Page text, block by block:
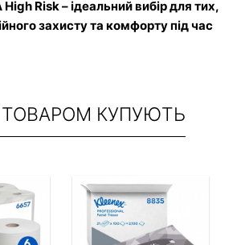
Risk – ідеальний вибір для тих,
захисту та комфорту під час
КУПУЮТЬ